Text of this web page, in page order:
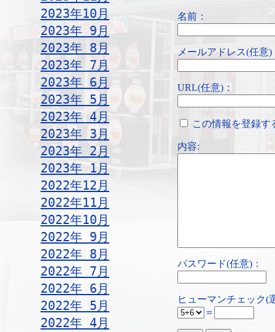
2023年10月
2023年 9月
2023年 8月
2023年 7月
2023年 6月
2023年 5月
2023年 4月
2023年 3月
2023年 2月
2023年 1月
2022年12月
2022年11月
2022年10月
2022年 9月
2022年 8月
2022年 7月
2022年 6月
2022年 5月
2022年 4月
名前：
メールアドレス(任意)
URL(任意)：
この情報を登録す
内容:
パスワード(任意)：
ヒューマンチェック(
＝